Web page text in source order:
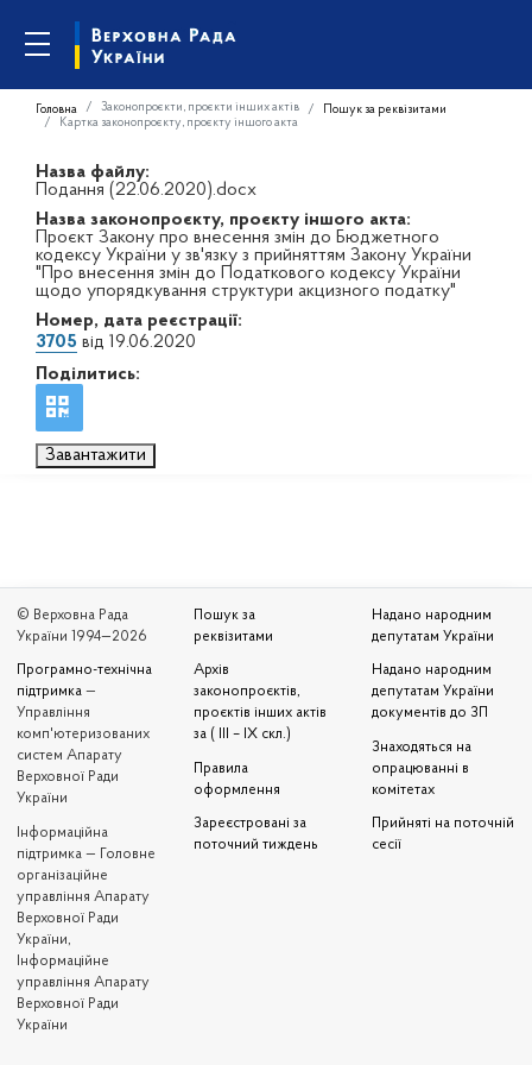
Головна Законопроєкти, проєкти інших актів
Пошук за реквізитами
Картка законопроєкту, проєкту іншого акта
Назва файлу:
Подання (22.06.2020).docx
Назва законопроєкту, проєкту іншого акта:
Проєкт Закону про внесення змін до Бюджетного
кодексу України у зв'язку з прийняттям Закону України
"Про внесення змін до Податкового кодексу України
щодо упорядкування структури акцизного податку"
Номер, дата реєстрації:
3705 від 19.06.2020
Поділитись:
Завантажити
© Верховна Рада
України 1994—2026
Програмно-технічна
підтримка —
Управління
комп'ютеризованих
систем Апарату
Верховної Ради
України
Iнформаційна
підтримка — Головне
організаційне
управління Апарату
Верховної Ради
України,
Інформаційне
управління Апарату
Верховної Ради
України
Пошук за
реквізитами
Архів
законопроєктів,
проєктів інших актів
за ( III – IX скл.)
Правила
оформлення
Зареєстровані за
поточний тиждень
Надано народним
депутатам України
Надано народним
депутатам України
документів до ЗП
Знаходяться на
опрацюванні в
комітетах
Прийняті на поточній
сесії